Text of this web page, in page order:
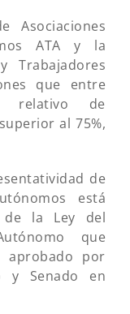
Asociaciones
ATA y la
Trabajadores
que entre
relativo de
al 75%,
de
está
la Ley del
que
aprobado por
y Senado en